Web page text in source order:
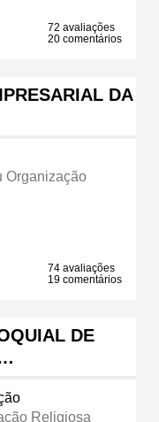
72 avaliações
20 comentários
DA
Organização
74 avaliações
19 comentários
DE
Religiosa